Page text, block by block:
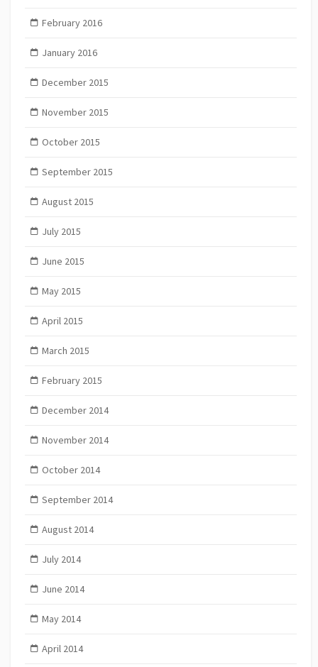
February 2016
January 2016
December 2015
November 2015
October 2015
September 2015
August 2015
July 2015
June 2015
May 2015
April 2015
March 2015
February 2015
December 2014
November 2014
October 2014
September 2014
August 2014
July 2014
June 2014
May 2014
April 2014